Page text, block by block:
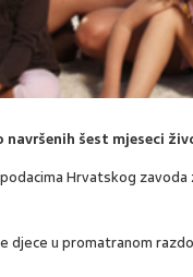
navršenih šest mjeseci
Hrvatskog
djece u promatranom